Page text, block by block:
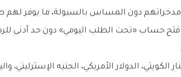
دون المساس بالسيولة، ما يوفر لهم
حساب «تحت الطلب اليومي» دون حد أدنى
الدولار الأمريكي، الجنيه